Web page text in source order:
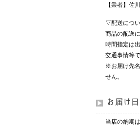
【業者】佐
▽配送につ
商品の配送
時間指定は
交通事情等
※お届け先
せん。
お届け
当店の納期